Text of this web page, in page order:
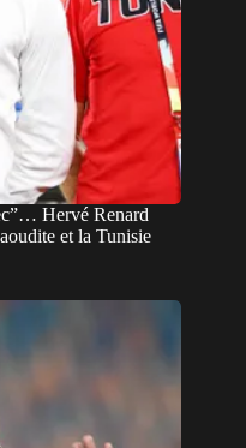
Hervé Renard
et la Tunisie